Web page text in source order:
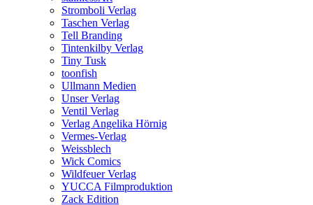
Stromboli Verlag
Taschen Verlag
Tell Branding
Tintenkilby Verlag
Tiny Tusk
toonfish
Ullmann Medien
Unser Verlag
Ventil Verlag
Verlag Angelika Hörnig
Vermes-Verlag
Weissblech
Wick Comics
Wildfeuer Verlag
YUCCA Filmproduktion
Zack Edition